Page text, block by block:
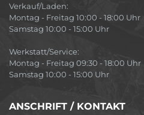
Verkauf/Laden:
Montag - Freitag 10:00 - 18:00 Uhr
Samstag 10:00 - 15:00 Uhr
Werkstatt/Service:
Montag - Freitag 09:30 - 18:00 Uhr
Samstag 10:00 - 15:00 Uhr
ANSCHRIFT / KONTAKT